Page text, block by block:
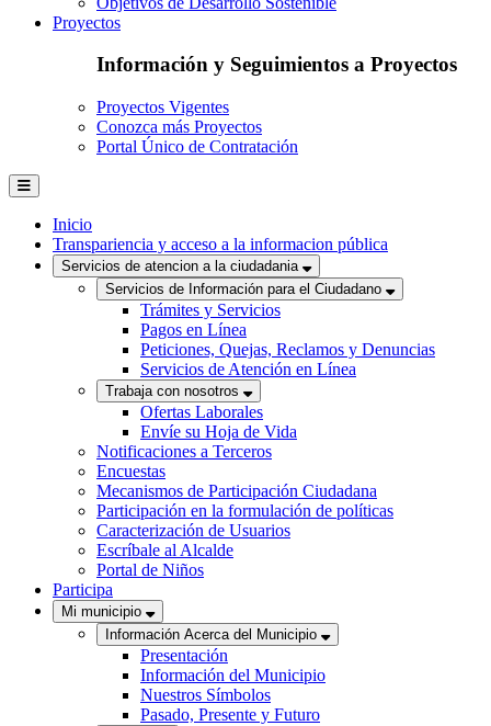
Proyectos
Información y Seguimientos a Proyectos
Proyectos Vigentes
Conozca más Proyectos
Portal Único de Contratación
Inicio
Transpariencia y acceso a la informacion pública
Servicios de atencion a la ciudadania
Servicios de Información para el Ciudadano
Trámites y Servicios
Pagos en Línea
Peticiones, Quejas, Reclamos y Denuncias
Servicios de Atención en Línea
Trabaja con nosotros
Ofertas Laborales
Envíe su Hoja de Vida
Notificaciones a Terceros
Encuestas
Mecanismos de Participación Ciudadana
Participación en la formulación de políticas
Caracterización de Usuarios
Escríbale al Alcalde
Portal de Niños
Participa
Mi municipio
Información Acerca del Municipio
Presentación
Información del Municipio
Nuestros Símbolos
Pasado, Presente y Futuro